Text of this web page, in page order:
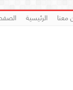
معنا الرئيسية